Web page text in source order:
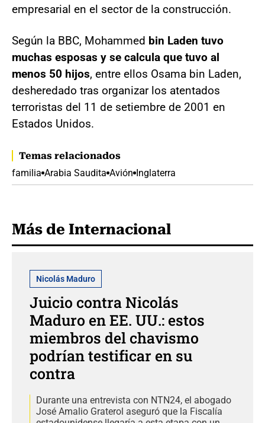
empresarial en el sector de la construcción.
Según la BBC, Mohammed bin Laden tuvo
muchas esposas y se calcula que tuvo al
menos 50 hijos, entre ellos Osama bin Laden,
desheredado tras organizar los atentados
terroristas del 11 de setiembre de 2001 en
Estados Unidos.
Temas relacionados
familia Arabia Saudita Avión Inglaterra
Más de Internacional
Nicolás Maduro
Juicio contra Nicolás
Maduro en EE. UU.: estos
miembros del chavismo
podrían testificar en su
contra
Durante una entrevista con NTN24, el abogado
José Amalio Graterol aseguró que la Fiscalía